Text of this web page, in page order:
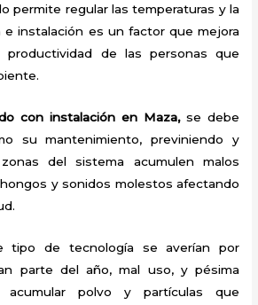
permite regular las temperaturas y la
e instalación es un factor que mejora
productividad de las personas que
con instalación en Maza,se debe
su mantenimiento, previniendo y
del sistema acumulen malos
y sonidos molestos afectando
tipo de tecnología se averían por
parte del año, mal uso, y pésima
acumular polvo y partículas que